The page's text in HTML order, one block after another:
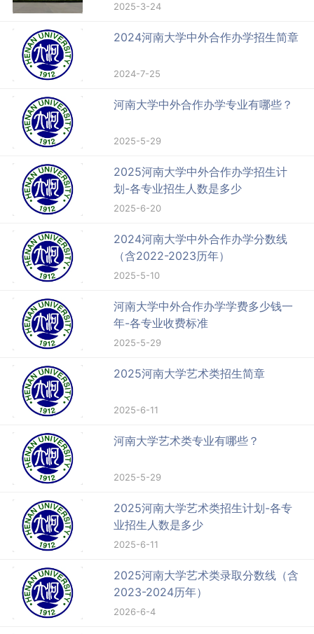
2025-3-24
2024河南大学中外合作办学招生简章
2024-7-25
河南大学中外合作办学专业有哪些？
2025-5-29
2025河南大学中外合作办学招生计
划-各专业招生人数是多少
2025-6-20
2024河南大学中外合作办学分数线
（含2022-2023历年）
2025-5-10
河南大学中外合作办学学费多少钱一
年-各专业收费标准
2025-5-29
2025河南大学艺术类招生简章
2025-6-11
河南大学艺术类专业有哪些？
2025-5-29
2025河南大学艺术类招生计划-各专
业招生人数是多少
2025-6-11
2025河南大学艺术类录取分数线（含
2023-2024历年）
2026-6-4